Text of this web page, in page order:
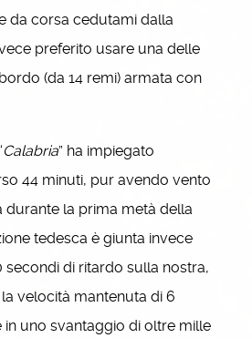
da corsa cedutami dalla
preferito usare una delle
(da 14 remi) armata con
Calabria” ha impiegato
44 minuti, pur avendo vento
durante la prima metà della
tedesca è giunta invece
secondi di ritardo sulla nostra,
velocità mantenuta di 6
in uno svantaggio di oltre mille